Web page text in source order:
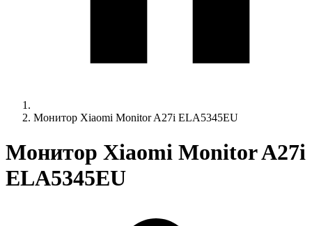
Монитор Xiaomi Monitor A27i ELA5345EU
Монитор Xiaomi Monitor A27i
ELA5345EU